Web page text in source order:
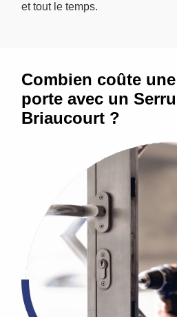
et tout le temps.
Combien coûte
porte avec un
Briaucourt ?